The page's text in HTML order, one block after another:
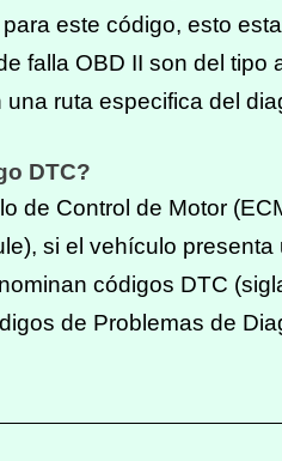
este código, esto
falla OBD II son del tipo
una ruta especifica del
DTC?
de Control de Motor
si el vehículo presenta
códigos DTC
de Problemas de